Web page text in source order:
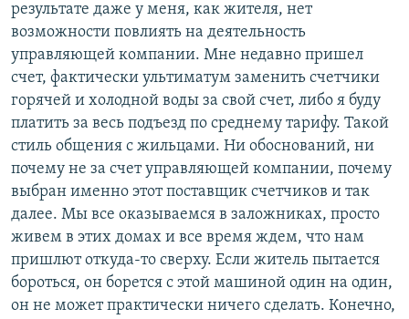
результате даже у меня, как жителя, нет
возможности повлиять на деятельность
управляющей компании. Мне недавно пришел
счет, фактически ультиматум заменить счетчики
горячей и холодной воды за свой счет, либо я буду
платить за весь подъезд по среднему тарифу. Такой
стиль общения с жильцами. Ни обоснований, ни
почему не за счет управляющей компании, почему
выбран именно этот поставщик счетчиков и так
далее. Мы все оказываемся в заложниках, просто
живем в этих домах и все время ждем, что нам
пришлют откуда-то сверху. Если житель пытается
бороться, он борется с этой машиной один на один,
он не может практически ничего сделать. Конечно,